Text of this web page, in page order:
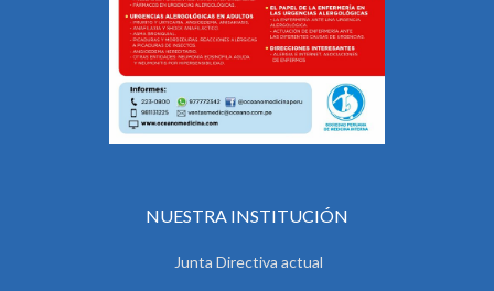
NUESTRA INSTITUCIÓN
Junta Directiva actual